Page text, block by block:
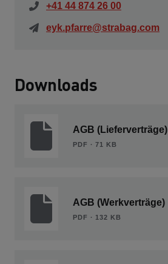
+41 44 874 26 00
eyk.pfarre@strabag.com
Downloads
AGB (Lieferverträge)
PDF ∙ 71 KB
AGB (Werkverträge)
PDF ∙ 132 KB